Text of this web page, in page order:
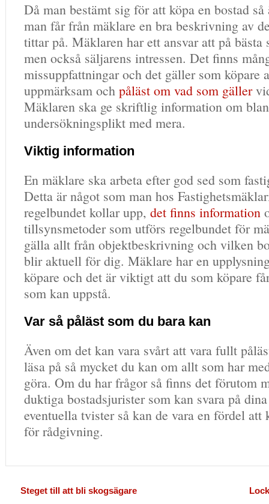
Då man bestämt sig för att köpa en bostad
man får från mäklare en bra beskrivning av
tittar på. Mäklaren har ett ansvar att på
men också säljarens intressen. Det finns
missuppfattningar och det gäller som köpare
uppmärksam och påläst om vad som gäller
Mäklaren ska ge skriftlig information om
undersökningsplikt med mera.
Viktig information
En mäklare ska arbeta efter god sed som
Detta är något som man hos
regelbundet kollar upp, det finns information
tillsynsmetoder som utförs regelbundet för
gälla allt från objektbeskrivning och vilken
blir aktuell för dig. Mäklare har en
köpare och det är viktigt att du som köpare
som kan uppstå.
Var så påläst som du bara kan
Även om det kan vara svårt att vara fullt
läsa på så mycket du kan om allt som har
göra. Om du har frågor så finns det förutom
duktiga bostadsjurister som kan svara på
eventuella tvister så kan de vara en fördel att
för rådgivning.
Steget till att bli skogsägare